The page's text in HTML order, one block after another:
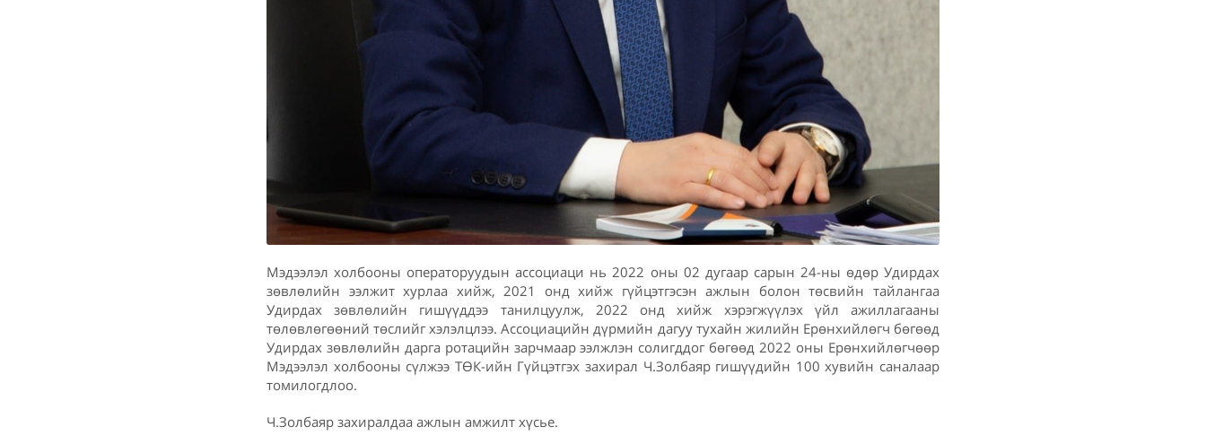
Мэдээлэл холбооны операторуудын ассоциаци нь 2022 оны 02 дугаар сарын 24-ны өдөр Удирдах
зөвлөлийн ээлжит хурлаа хийж, 2021 онд хийж гүйцэтгэсэн ажлын болон төсвийн тайлангаа
Удирдах зөвлөлийн гишүүддээ танилцуулж, 2022 онд хийж хэрэгжүүлэх үйл ажиллагааны
төлөвлөгөөний төслийг хэлэлцлээ. Ассоциацийн дүрмийн дагуу тухайн жилийн Ерөнхийлөгч бөгөөд
Удирдах зөвлөлийн дарга ротацийн зарчмаар ээлжлэн солигддог бөгөөд 2022 оны Ерөнхийлөгчөөр
Мэдээлэл холбооны сүлжээ ТӨК-ийн Гүйцэтгэх захирал Ч.Золбаяр гишүүдийн 100 хувийн саналаар
томилогдлоо.
Ч.Золбаяр захиралдаа ажлын амжилт хүсье.